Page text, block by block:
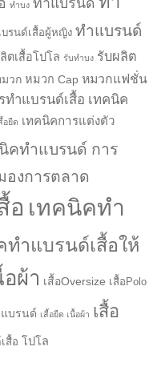
ทำบง ทำแบรนด์
รนด์เสื้อผู้หญิง ทำแบรนด์
ตเสื้อโปโล รับทำบง รับผลิต
วก หมวก Cap หมวกแฟชั่น
ทำแบรนด์เสื้อ เทคนิค
อยืด เทคนิคการแต่งตัว
คทำแบรนด์ การ
งการตลาด
อ เทคนิคทำ
ทำแบรนด์เสื้อให้
อผ้า เสื้อOversize เสื้อPolo
แบรนด์ เสื้อยืด เนื้อผ้า เสื้อ
สื้อ โปโล